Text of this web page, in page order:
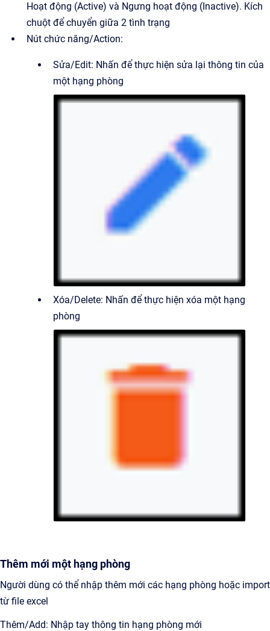
Hoạt động (Active) và Ngưng hoạt động (Inactive). Kích
chuột để chuyển giữa 2 tình trạng
Nút chức năng/Action:
Sửa/Edit: Nhấn để thực hiện sửa lại thông tin của
một hạng phòng
Xóa/Delete: Nhấn để thực hiện xóa một hạng
phòng
Thêm mới một hạng phòng
Người dùng có thể nhập thêm mới các hạng phòng hoặc import
từ file excel
Thêm/Add: Nhập tay thông tin hạng phòng mới